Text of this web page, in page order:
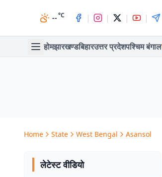
--°C | | | |
होमझारखण्डबिहारउत्तर प्रदेशपश्चिम बंगाल
Home State West Bengal Asansol
लेटेस्ट वीडियो